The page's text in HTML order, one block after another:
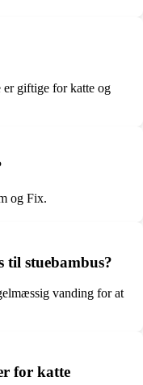
er giftige for katte og
og Fix.
til stuebambus?
vanding for at
for katte